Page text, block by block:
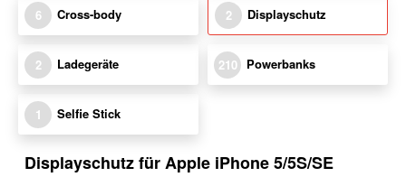
6 Cross-body 2 Displayschutz
2 Ladegeräte 210 Powerbanks
1 Selfie Stick
Displayschutz für Apple iPhone 5/5S/SE